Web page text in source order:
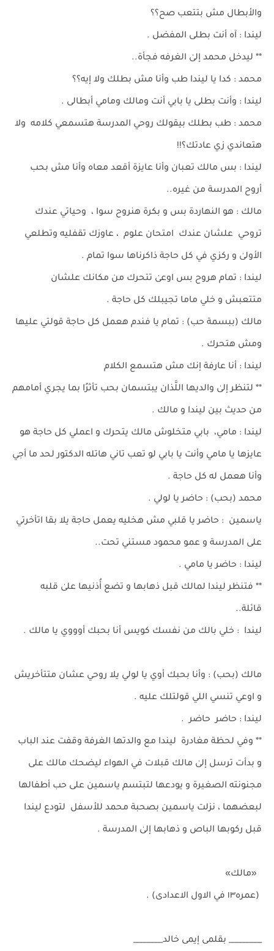
والأبطال مش بتتعب صح؟؟
ليندا : آه أنت بطلى المفضل .
** ليدخل محمد إلىٰ الغرفه فجأة..
محمد : كدا يا ليندا طب وأنا مش بطلك ولا إيه؟؟
ليندا : وأنت بطلى يا بابي أنت ومالك ومامي أبطالى .
محمد : طب بطلك بيقولك روحي المدرسة هتسمعي كلامه ولا
هتعاندي زي عادتك؟!!
ليندا : بس مالك تعبان وأنا عايزة أقعد معاه وأنا مش بحب
أروح المدرسة من غيره..
مالك : هو النهاردة بس و بكرة هنروح سوا ، وحياتي عندك
تروحي علشان عندك امتحان علوم ، عاوزك تقفليه وتطلعي
الأولىٰ و ركزي في كل حاجة ذاكرناها سوا تمام .
ليندا : تمام هروح بس اوعىٰ تتحرك من مكانك علشان
متتعبش و خلي ماما تجيبلك كل حاجة .
مالك (ببسمة حب) : تمام يا فندم هعمل كل حاجة قولتي عليها
ومش هتحرك .
ليندا : أنا عارفة إنك مش هتسمع الكلام
** لتنظر إلىٰ والديها اللَّذان يبتسمان بحب تأثرًا بما يجري أمامهم
من حديث بين ليندا و مالك .
ليندا : مامي، بابي متخلوش مالك يتحرك و اعملي كل حاجة هو
عايزها يا مامي وأنت يا بابي لو تعب تاني هاتله الدكتور لحد ما أجي
وأنا هعمل له كل حاجة .
محمد (بحب) : حاضر يا لولي .
ياسمين : حاضر يا قلبي مش هخليه يعمل حاجة يلا بقا اتأخرتي
على المدرسة و عمو محمود مستني تحت..
ليندا : حاضر يا مامي .
** فتنظر ليندا لمالك قبل ذهابها و تضع أُذنيها علىٰ قلبه
قائلة..
ليندا : خلي بالك من نفسك كويس أنا بحبك أوووي يا مالك .
مالك (بحب) : وأنا بحبك أوي يا لولي يلا روحي عشان متتأخريش
و اوعي تنسي اللي قولتلك عليه .
ليندا : حاضر حاضر .
** وفي لحظة مغادرة ليندا مع والدتها الغرفة وقفت عند الباب
و بدأت ترسل إلىٰ مالك قبلات في الهواء ليضحك مالك على
مجنونته الصغيرة و يودعها لتبتسم ياسمين على حب أطفالها
لبعضهما ، نزلت ياسمين بصحبة محمد للأسفل لتودع ليندا
قبل ركوبها الباص و ذهابها إلىٰ المدرسة .
«مالك»
(عمره١٣ في الاول الاعدادى) .
_________ بقلمى إيمى خالد________